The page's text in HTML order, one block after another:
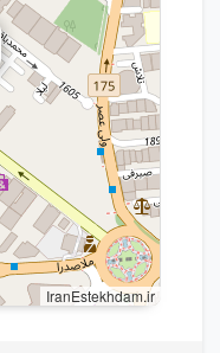
IranEstekhdam.ir